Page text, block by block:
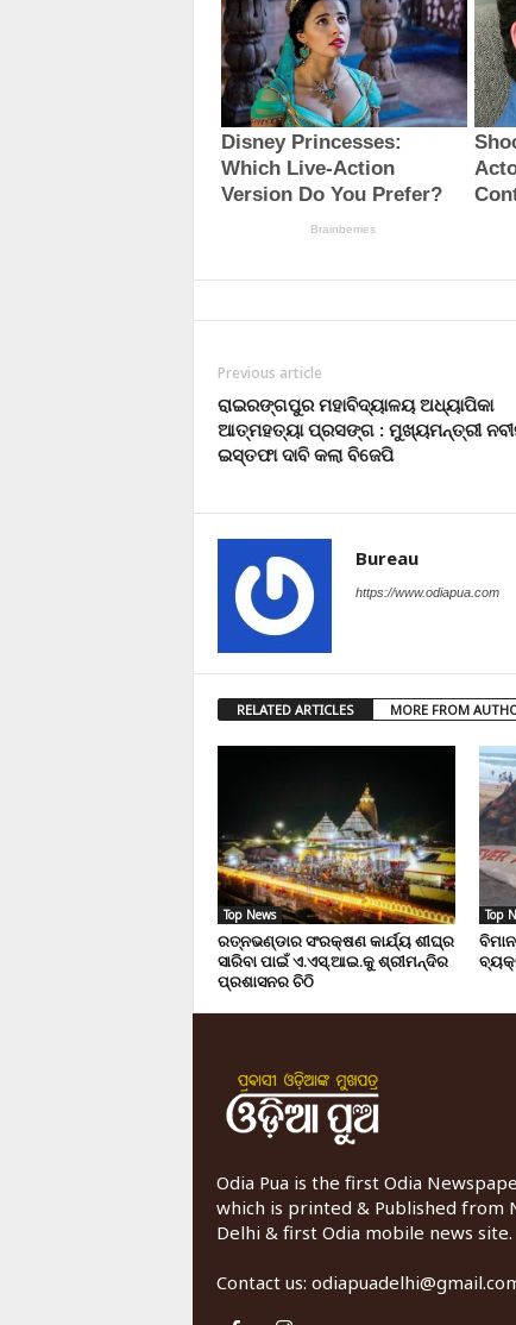
Previous article
ରାଇରଙ୍ଗପୁର ମହାବିଦ୍ୟାଳୟ ଅଧ୍ୟାପିକା
ଆତ୍ମହତ୍ୟା ପ୍ରସଙ୍ଗ : ମୁଖ୍ୟମନ୍ତ୍ରୀ
ଇସ୍ତଫା ଦାବି କଲା ବିଜେପି
Bureau
https://www.odiapua.com
RELATED ARTICLES MORE FROM
Top News
ରତ୍ନଭଣ୍ଡାର ସଂରକ୍ଷଣ କାର୍ଯ୍ୟ ଶୀଘ୍ର
ସାରିବା ପାଇଁ ଏ.ଏସ୍.ଆଇ.କୁ ଶ୍ରୀମନ୍ଦିର
ପ୍ରଶାସନର ଚିଠି
Top
Odia Pua is the first Odia
which is printed & Published from
Delhi & first Odia mobile news site.
Contact us: